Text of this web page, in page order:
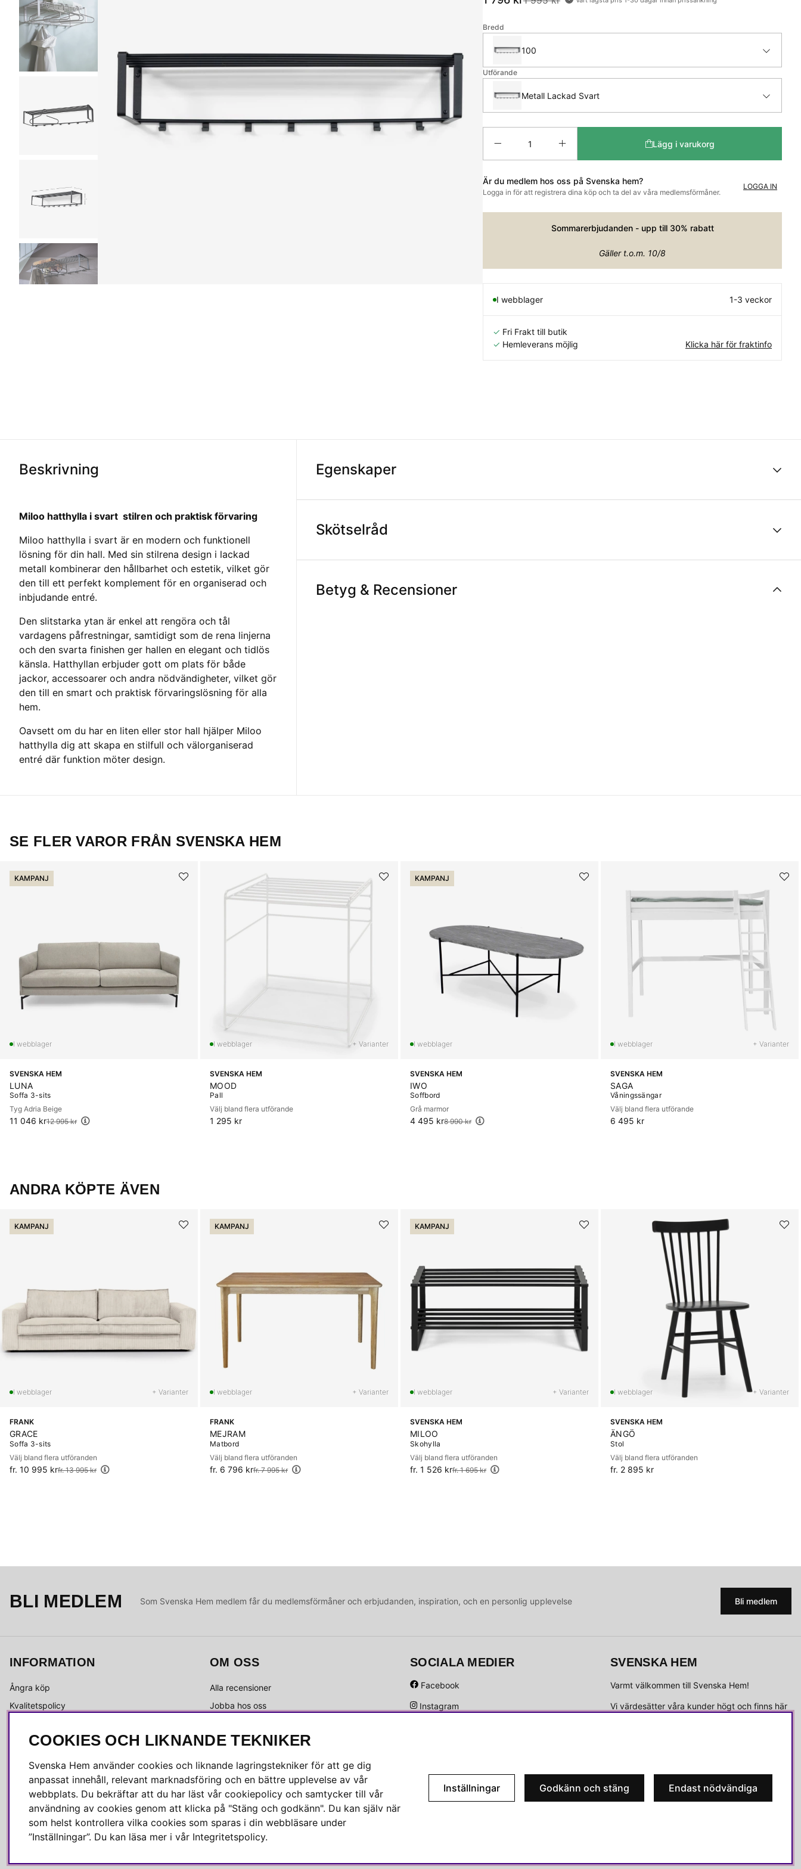
Bredd
100
Utförande
Metall Lackad Svart
Lägg i varukorg
Är du medlem hos oss på Svenska hem?
Logga in för att registrera dina köp och ta del av våra medlemsförmåner.
LOGGA IN
Sommarerbjudanden - upp till 30% rabatt
Gäller t.o.m. 10/8
I webblager 1-3 veckor
✓ Fri Frakt till butik
✓ Hemleverans möjlig Klicka här för fraktinfo
Beskrivning
Miloo hatthylla i svart  stilren och praktisk förvaring
Miloo hatthylla i svart är en modern och funktionell
lösning för din hall. Med sin stilrena design i lackad
metall kombinerar den hållbarhet och estetik, vilket gör
den till ett perfekt komplement för en organiserad och
inbjudande entré.
Den slitstarka ytan är enkel att rengöra och tål
vardagens påfrestningar, samtidigt som de rena linjerna
och den svarta finishen ger hallen en elegant och tidlös
känsla. Hatthyllan erbjuder gott om plats för både
jackor, accessoarer och andra nödvändigheter, vilket gör
den till en smart och praktisk förvaringslösning för alla
hem.
Oavsett om du har en liten eller stor hall hjälper Miloo
hatthylla dig att skapa en stilfull och välorganiserad
entré där funktion möter design.
Egenskaper
Skötselråd
Betyg & Recensioner
SE FLER VAROR FRÅN SVENSKA HEM
KAMPANJ
SVENSKA HEM
LUNA
Soffa 3-sits
Tyg Adria Beige
11 046 kr
Ordinarie pris:
12 995 kr
+ Varianter
SVENSKA HEM
MOOD
Pall
Välj bland flera utförande
1 295 kr
KAMPANJ
SVENSKA HEM
IWO
Soffbord
Grå marmor
4 495 kr
Ordinarie pris:
8 990 kr
+ Varianter
SVENSKA HEM
SAGA
Våningssängar
Välj bland flera utförande
6 495 kr
ANDRA KÖPTE ÄVEN
KAMPANJ
+ Varianter
FRANK
GRACE
Soffa 3-sits
Välj bland flera utföranden
fr. 10 995 kr
Ordinarie pris:fr. 13 995 kr
KAMPANJ
+ Varianter
FRANK
MEJRAM
Matbord
Välj bland flera utföranden
fr. 6 796 kr
Ordinarie pris:fr. 7 995 kr
KAMPANJ
+ Varianter
SVENSKA HEM
MILOO
Skohylla
Välj bland flera utföranden
fr. 1 526 kr
Ordinarie pris:fr. 1 695 kr
+ Varianter
SVENSKA HEM
ÄNGÖ
Stol
Välj bland flera utföranden
fr. 2 895 kr
BLI MEDLEM Som Svenska Hem medlem får du medlemsförmåner och erbjudanden, inspiration, och en personlig upplevelse Bli medlem
INFORMATION
Ångra köp
Kvalitetspolicy
Köpvillkor
Reklamation & retur
Skötselråd
OM OSS
Alla recensioner
Jobba hos oss
Kundservice
Press & media
SOCIALA MEDIER
Facebook
Instagram
SVENSKA HEM
Varmt välkommen till Svenska Hem!
Vi värdesätter våra kunder högt och finns här
Våra butiker
COOKIES OCH LIKNANDE TEKNIKER
Svenska Hem använder cookies och liknande lagringstekniker för att ge dig
anpassat innehåll, relevant marknadsföring och en bättre upplevelse av vår
webbplats. Du bekräftar att du har läst vår cookiepolicy och samtycker till vår
användning av cookies genom att klicka på "Stäng och godkänn". Du kan själv när
som helst kontrollera vilka cookies som sparas i din webbläsare under
”Inställningar”. Du kan läsa mer i vår Integritetspolicy.
Inställningar Godkänn och stäng Endast nödvändiga